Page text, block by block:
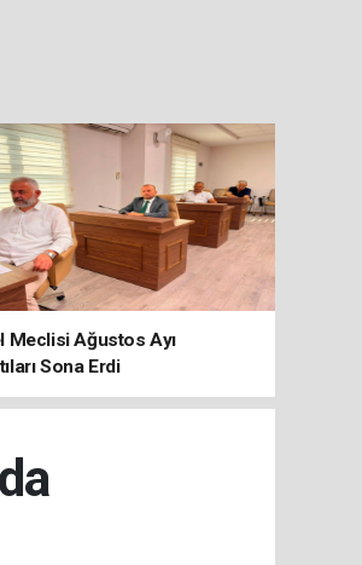
Meclisi Ağustos Ayı
Sona Erdi